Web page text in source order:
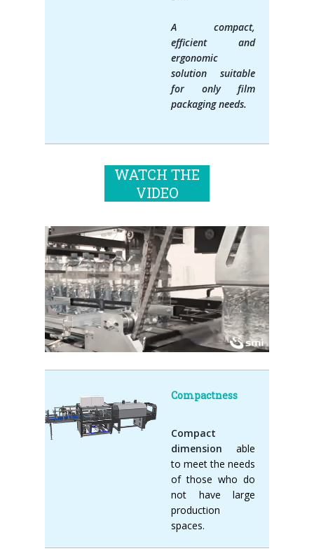
A compact,
efficient and
ergonomic
solution suitable
for only film
packaging needs.
WATCH THE
VIDEO
Compactness
Compact
dimension able
to meet the needs
of those who do
not have large
production
spaces.